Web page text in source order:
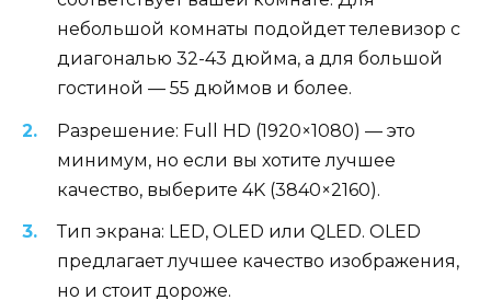
небольшой комнаты подойдет телевизор с
диагональю 32-43 дюйма, а для большой
гостиной — 55 дюймов и более.
Разрешение: Full HD (1920×1080) — это
минимум, но если вы хотите лучшее
качество, выберите 4K (3840×2160).
Тип экрана: LED, OLED или QLED. OLED
предлагает лучшее качество изображения,
но и стоит дороже.